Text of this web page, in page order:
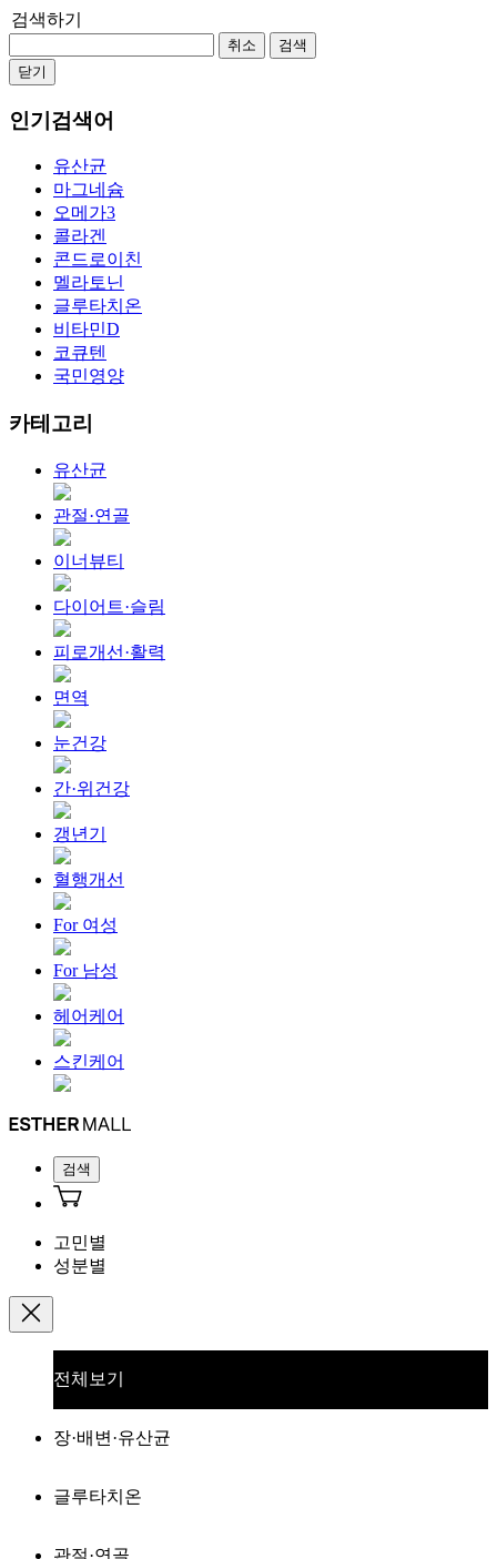
검색하기
취소
검색
닫기
인기검색어
유산균
마그네슘
오메가3
콜라겐
콘드로이친
멜라토닌
글루타치온
비타민D
코큐텐
국민영양
카테고리
유산균
관절·연골
이너뷰티
다이어트·슬림
피로개선·활력
면역
눈건강
간·위건강
갱년기
혈행개선
For 여성
For 남성
헤어케어
스킨케어
검색
고민별
성분별
전체보기
장·배변·유산균
글루타치온
관절·연골